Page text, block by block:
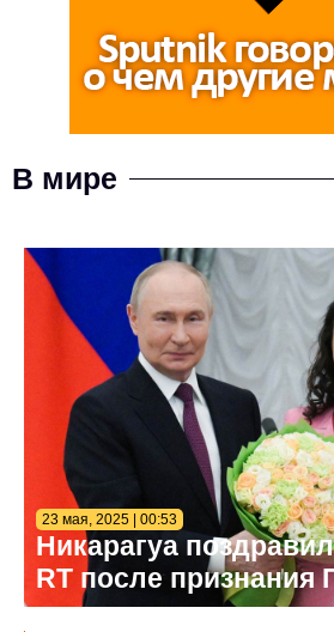
В мире
23 мая, 2025 | 00:53
Никарагуа
RT после признания